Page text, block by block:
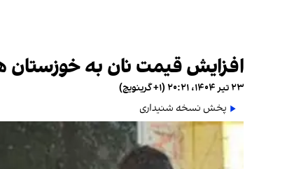
افزایش قیمت نان به
۲۳ تیر ۱۴۰۴، ۲۰:۲۱ (‎+۱ گرینویچ)
پخش نسخه شنیداری